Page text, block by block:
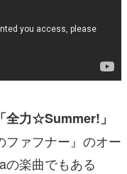
「全力☆Summer!」
ファフナー』のオー
の楽曲でもある